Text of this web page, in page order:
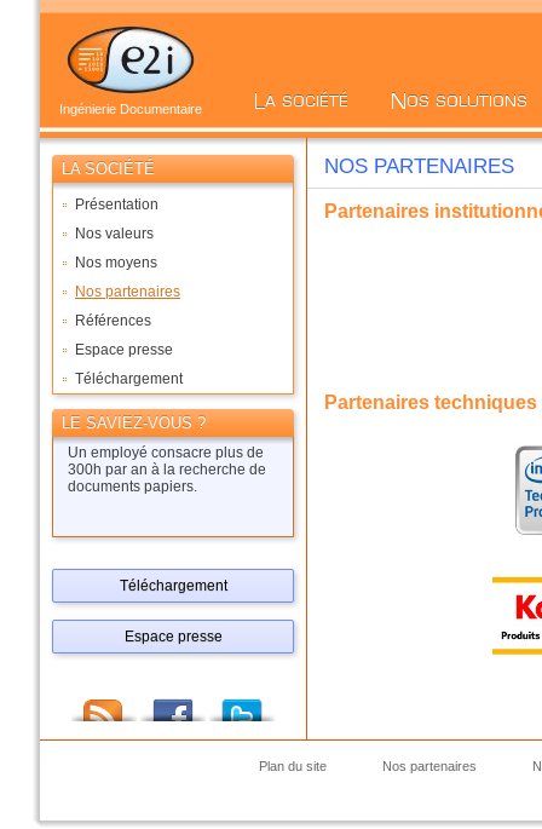
Ingénierie Documentaire
LA SOCIÉTÉ
Présentation
Nos valeurs
Nos moyens
Nos partenaires
Références
Espace presse
Téléchargement
LE SAVIEZ-VOUS ?
Un employé consacre plus de
300h par an à la recherche de
documents papiers.
Téléchargement
Espace presse
NOS PARTENAIRES
Partenaires
Partenaires techniques
Plan du site Nos partenaires